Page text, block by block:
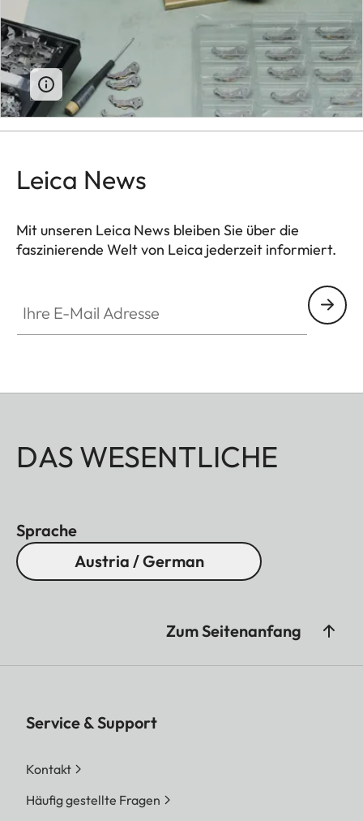
Leica News
Mit unseren Leica News bleiben Sie über die
faszinierende Welt von Leica jederzeit informiert.
DAS WESENTLICHE
Sprache
Austria / German
Zum Seitenanfang
Service & Support
Kontakt
Häufig gestellte Fragen